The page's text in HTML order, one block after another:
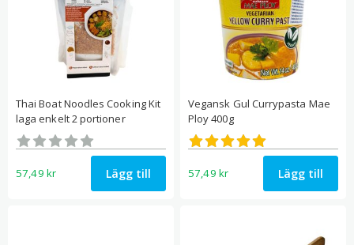
Thai Boat Noodles Cooking Kit
laga enkelt 2 portioner
Betygsatt
0
av 5
57,49 kr Lägg till
Vegansk Gul Currypasta Mae
Ploy 400g
Betygsatt
5.00
av 5
57,49 kr Lägg till